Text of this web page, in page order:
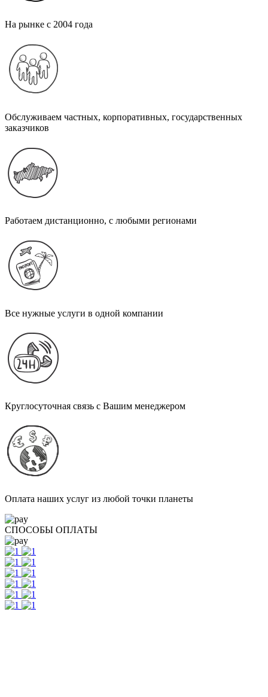
На рынке с 2004 года
Обслуживаем частных, корпоративных, государственных
заказчиков
Работаем дистанционно, с любыми регионами
Все нужные услуги в одной компании
Круглосуточная связь с Вашим менеджером
Оплата наших услуг из любой точки планеты
СПОСОБЫ ОПЛАТЫ